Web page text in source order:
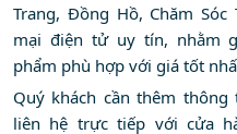
Trang, Đồng Hồ, Chăm
mại điện tử uy tín, nhằm
phẩm phù hợp với giá tốt
Quý khách cần thêm
liên hệ trực tiếp với cửa